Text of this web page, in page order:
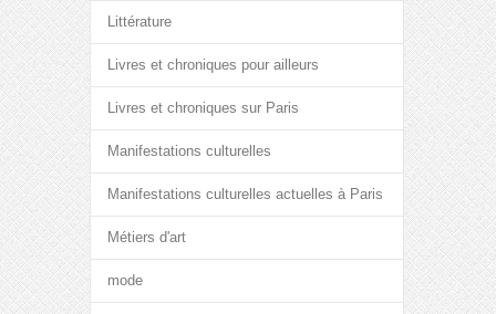
Littérature
Livres et chroniques pour ailleurs
Livres et chroniques sur Paris
Manifestations culturelles
Manifestations culturelles actuelles à Paris
Métiers d'art
mode